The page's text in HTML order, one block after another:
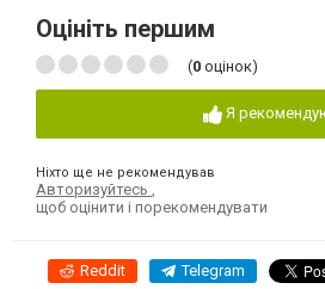
Оцініть першим
(0 оцінок)
Я
Ніхто ще не рекомендував
Авторизуйтесь
щоб оцінити і порекомендувати
Reddit Telegram